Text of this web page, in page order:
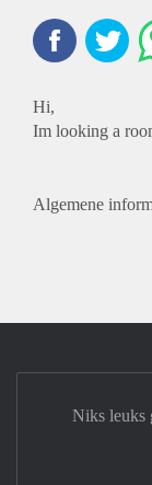
Hi,
Im looking a
Algemene
Niks leuks